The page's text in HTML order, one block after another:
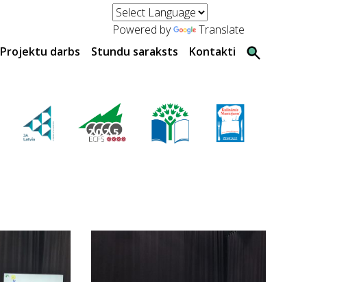
Powered by
Translate
Projektu darbs Stundu saraksts Kontakti